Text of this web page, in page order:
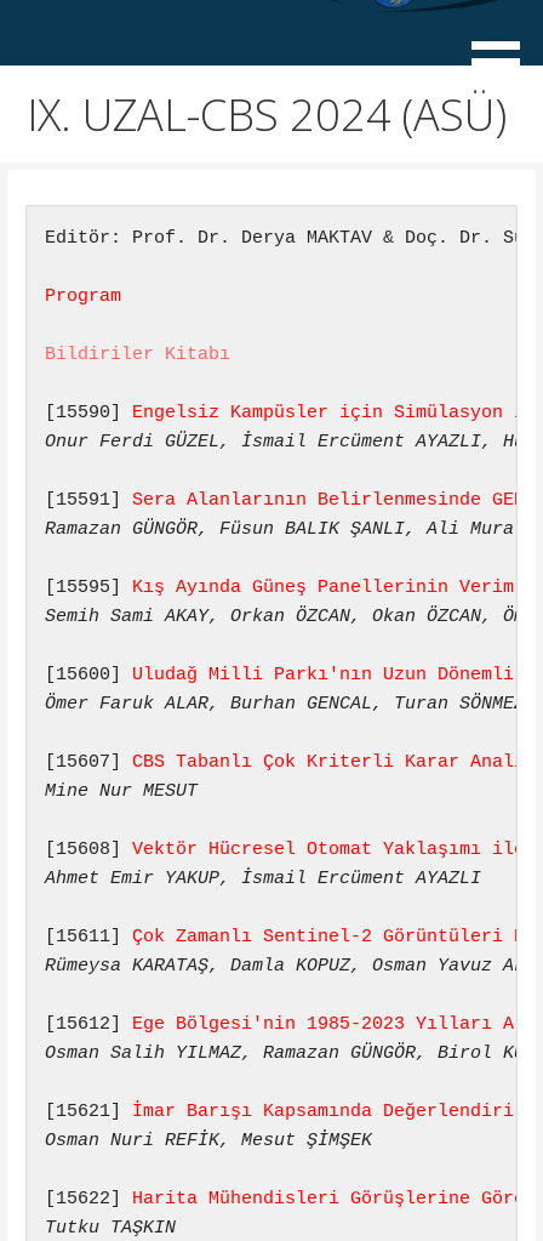
UZAL-CBS
IX. UZAL-CBS 2024 (ASÜ)
Editör: Prof. Dr. Derya MAKTAV & Doç. Dr.
Program
Bildiriler Kitabı
[15590] Engelsiz Kampüsler için Simülasyon
Onur Ferdi GÜZEL, İsmail Ercüment AYAZLI,
[15591] Sera Alanlarının Belirlenmesinde
Ramazan GÜNGÖR, Füsun BALIK ŞANLI, Ali Murat
[15595] Kış Ayında Güneş Panellerinin
Semih Sami AKAY, Orkan ÖZCAN, Okan ÖZCAN, Ömer
[15600] Uludağ Milli Parkı'nın Uzun Dönemli
Ömer Faruk ALAR, Burhan GENCAL, Turan SÖNMEZ,
[15607] CBS Tabanlı Çok Kriterli Karar
Mine Nur MESUT
[15608] Vektör Hücresel Otomat Yaklaşımı ile
Ahmet Emir YAKUP, İsmail Ercüment AYAZLI
[15611] Çok Zamanlı Sentinel-2 Görüntüleri
Rümeysa KARATAŞ, Damla KOPUZ, Osman Yavuz
[15612] Ege Bölgesi'nin 1985-2023 Yılları
Osman Salih YILMAZ, Ramazan GÜNGÖR, Birol
[15621] İmar Barışı Kapsamında
Osman Nuri REFİK, Mesut ŞİMŞEK
[15622] Harita Mühendisleri Görüşlerine Göre
Tutku TAŞKIN